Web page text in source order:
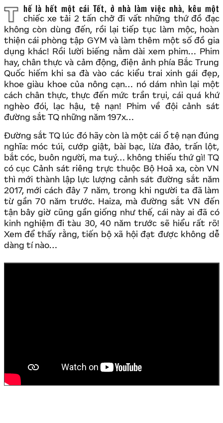
Thế là hết một cái Tết, ở nhà làm việc nhà, kêu một
chiếc xe tải 2 tấn chở đi vất những thứ đồ đạc
không còn dùng đến, rồi lại tiếp tục làm mộc, hoàn
thiện cái phòng tập GYM và làm thêm một số đồ gia
dụng khác! Rồi lười biếng nằm dài xem phim… Phim
hay, chân thực và cảm động, điện ảnh phía Bắc Trung
Quốc hiếm khi sa đà vào các kiểu trai xinh gái đẹp,
khoe giàu khoe của nông cạn… nó dám nhìn lại một
cách chân thực, thực đến mức trần trụi, cái quá khứ
nghèo đói, lạc hậu, tệ nạn! Phim về đội cảnh sát
đường sắt TQ những năm 197x…
Đường sắt TQ lúc đó hãy còn là một cái ổ tệ nạn đúng
nghĩa: móc túi, cướp giật, bài bạc, lừa đảo, trấn lột,
bắt cóc, buôn người, ma tuý… không thiếu thứ gì! TQ
có cục Cảnh sát riêng trực thuộc Bộ Hoả xa, còn VN
thì mới thành lập lực lượng cảnh sát đường sắt năm
2017, mới cách đây 7 năm, trong khi người ta đã làm
từ gần 70 năm trước. Haiza, mà đường sắt VN đến
tận bây giờ cũng gần giống như thế, cái này ai đã có
kinh nghiệm đi tàu 30, 40 năm trước sẽ hiểu rất rõ!
Xem để thấy rằng, tiến bộ xã hội đạt được không dễ
dàng tí nào…